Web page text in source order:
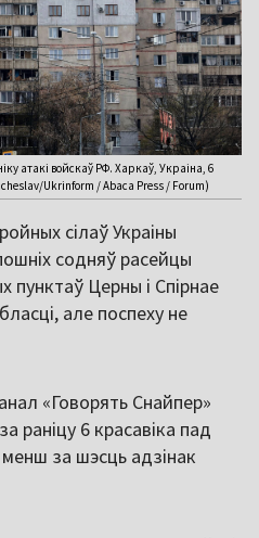
атакі войскаў РФ. Харкаў, Украіна, 6
Ukrinform / Abaca Press / Forum)
сілаў Украіны
содняў расейцы
пунктаў Церны і Спірнае
але поспеху не
«Говорять Снайпер»
раніцу 6 красавіка пад
за шэсць адзінак